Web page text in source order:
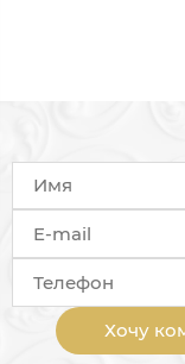
Хочу